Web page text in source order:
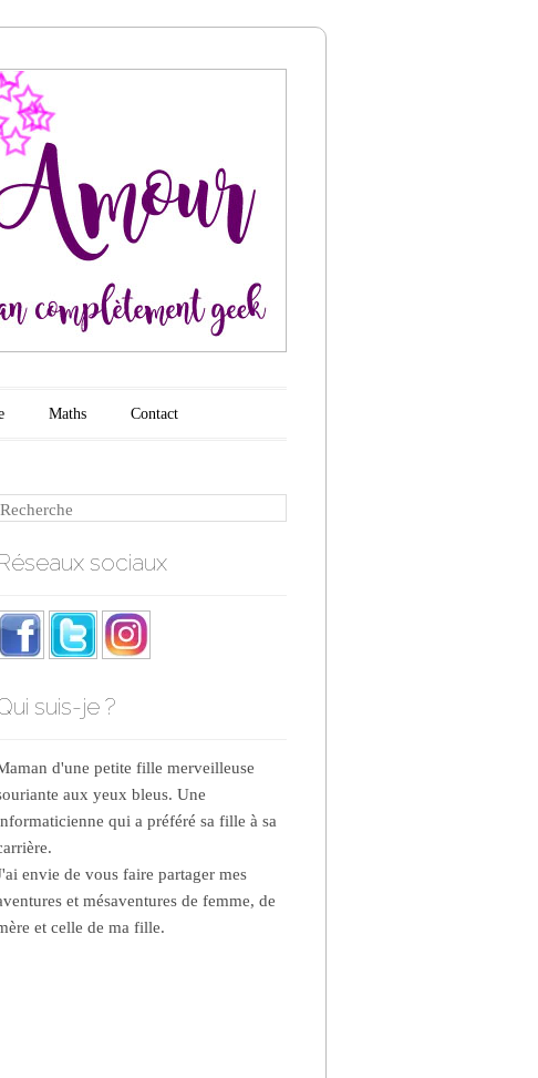
Maths Contact
Recherche
sociaux
suis-je ?
d'une petite fille merveilleuse
aux yeux bleus. Une
qui a préféré sa fille à sa
envie de vous faire partager mes
et mésaventures de femme, de
et celle de ma fille.